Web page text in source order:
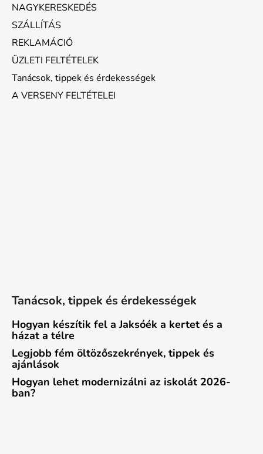
NAGYKERESKEDÉS
SZÁLLÍTÁS
REKLAMÁCIÓ
ÜZLETI FELTÉTELEK
Tanácsok, tippek és érdekességek
A VERSENY FELTÉTELEI
Tanácsok, tippek és érdekességek
Hogyan készítik fel a Jaksóék a kertet és a
házat a télre
Legjobb fém öltözőszekrények, tippek és
ajánlások
Hogyan lehet modernizálni az iskolát 2026-
ban?